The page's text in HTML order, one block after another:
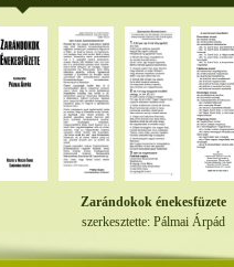
Zarándokok énekesfüzete
szerkesztette: Pálmai Árpád